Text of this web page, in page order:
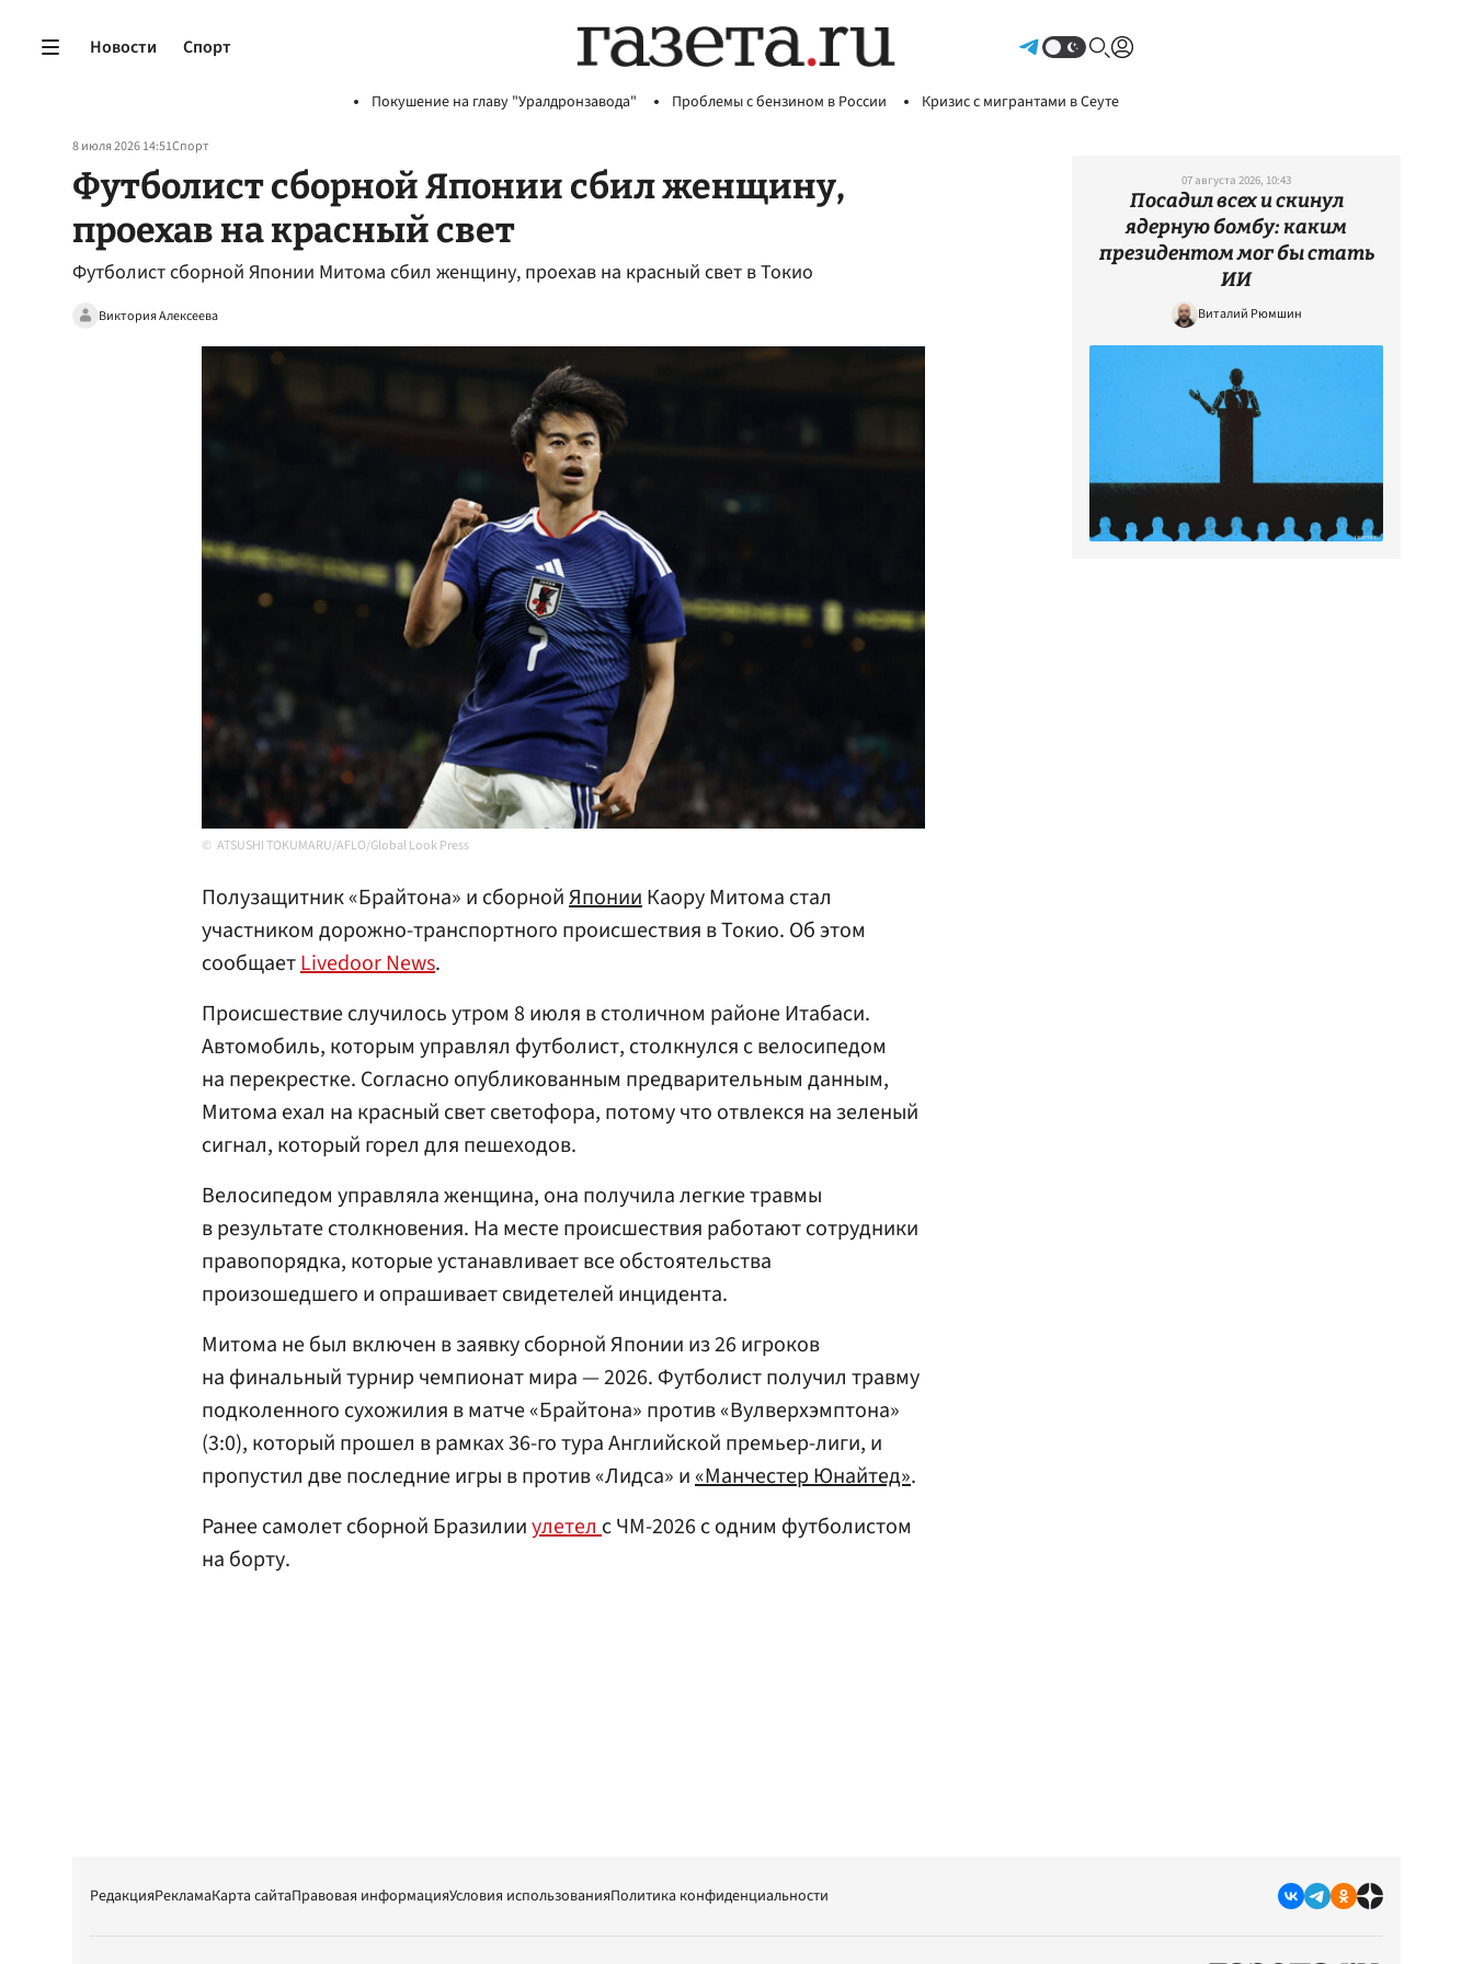
Новости Спорт
Покушение на главу "Уралдронзавода" Проблемы с бензином в России Кризис с мигрантами в Сеуте
8 июля 2026 14:51Спорт
Футболист сборной Японии сбил женщину,
проехав на красный свет
Футболист сборной Японии Митома сбил женщину, проехав на красный свет в Токио
Виктория Алексеева
ATSUSHI TOKUMARU/AFLO/Global Look Press
Полузащитник «Брайтона» и сборнойЯпонииКаору Митома стал
участником дорожно-транспортного происшествия в Токио. Об этом
сообщаетLivedoor News.
Происшествие случилось утром 8 июля в столичном районе Итабаси.
Автомобиль, которым управлял футболист, столкнулся с велосипедом
на перекрестке. Согласно опубликованным предварительным данным,
Митома ехал на красный свет светофора, потому что отвлекся на зеленый
сигнал, который горел для пешеходов.
Велосипедом управляла женщина, она получила легкие травмы
в результате столкновения. На месте происшествия работают сотрудники
правопорядка, которые устанавливает все обстоятельства
произошедшего и опрашивает свидетелей инцидента.
Митома не был включен в заявку сборной Японии из 26 игроков
на финальный турнир чемпионат мира — 2026. Футболист получил травму
подколенного сухожилия в матче «Брайтона» против «Вулверхэмптона»
(3:0), который прошел в рамках 36-го тура Английской премьер-лиги, и
пропустил две последние игры в против «Лидса» и«Манчестер Юнайтед».
Ранее самолет сборной Бразилииулетелс ЧМ-2026 с одним футболистом
на борту.
07 августа 2026, 10:43
Посадил всех и скинул
ядерную бомбу: каким
президентом мог бы стать
ИИ
Виталий Рюмшин
РедакцияРекламаКарта сайтаПравовая информацияУсловия использованияПолитика конфиденциальности